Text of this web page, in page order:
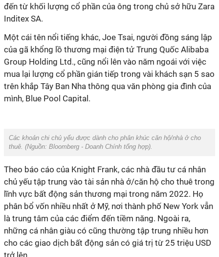
đến từ khối lượng cổ phần của ông trong chủ sở hữu Zara
Inditex SA.
Một cái tên nổi tiếng khác, Joe Tsai, người đồng sáng lập
của gã khổng lồ thương mại điện tử Trung Quốc Alibaba
Group Holding Ltd., cũng nổi lên vào năm ngoái với việc
mua lại lượng cổ phần gián tiếp trong vài khách sạn 5 sao
trên khắp Tây Ban Nha thông qua văn phòng gia đình của
mình, Blue Pool Capital.
Các khoản chi chủ yếu được dành cho phân khúc căn hộ/nhà ở cho
thuê. (Nguồn: Bloomberg - Doanh Chính tổng hợp).
Theo báo cáo của Knight Frank, các nhà đầu tư cá nhân
chủ yếu tập trung vào tài sản nhà ở/căn hộ cho thuê trong
lĩnh vực bất động sản thương mại trong năm 2022. Họ
phân bổ vốn nhiều nhất ở Mỹ, nơi thành phố New York vẫn
là trung tâm của các điểm đến tiềm năng. Ngoài ra,
những cá nhân giàu có cũng thường tập trung nhiều hơn
cho các giao dịch bất động sản có giá trị từ 25 triệu USD
trở lên.